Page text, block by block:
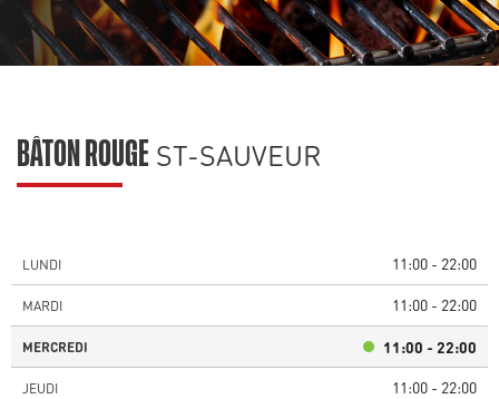
BÂTON ROUGE ST-SAUVEUR
LUNDI 11:00 - 22:00
MARDI 11:00 - 22:00
MERCREDI 11:00 - 22:00
JEUDI 11:00 - 22:00